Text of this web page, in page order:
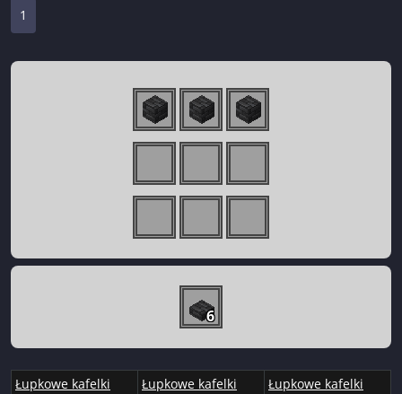
1
6
Łupkowe kafelki Łupkowe kafelki
Łupkowe kafelki